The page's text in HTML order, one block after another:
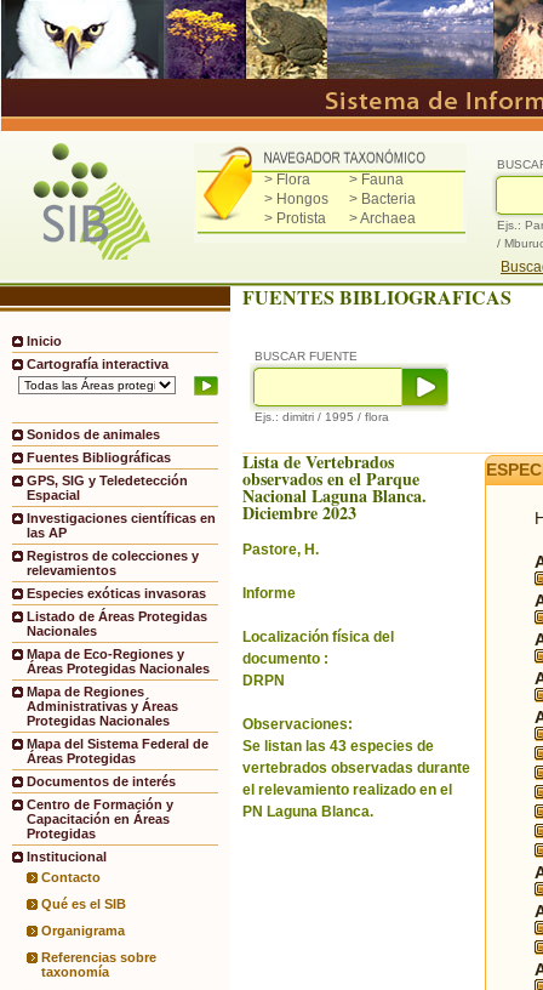
> Flora
> Fauna
> Hongos
> Bacteria
> Protista
> Archaea
Ejs.:
/
Inicio
Cartografía interactiva
Sonidos de animales
Fuentes Bibliográficas
GPS, SIG y Teledetección
Espacial
Investigaciones científicas en
las AP
Registros de colecciones y
relevamientos
Especies exóticas invasoras
Listado de Áreas Protegidas
Nacionales
Mapa de Eco-Regiones y
Áreas Protegidas Nacionales
Mapa de Regiones
Administrativas y Áreas
Protegidas Nacionales
Mapa del Sistema Federal de
Áreas Protegidas
Documentos de interés
Centro de Formación y
Capacitación en Áreas
Protegidas
Institucional
Contacto
Qué es el SIB
Organigrama
Referencias sobre
taxonomía
FUENTES BIBLIOGRAFICAS
BUSCAR FUENTE
Ejs.: dimitri / 1995 / flora
Lista de Vertebrados
observados en el Parque
Nacional Laguna Blanca.
Diciembre 2023
Pastore, H.
Informe
Localización física del
documento :
DRPN
Observaciones:
Se listan las 43 especies de
vertebrados observadas durante
el relevamiento realizado en el
PN Laguna Blanca.